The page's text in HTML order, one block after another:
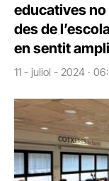
educatives
des de
en sentit
11 - juliol - 2024 ·